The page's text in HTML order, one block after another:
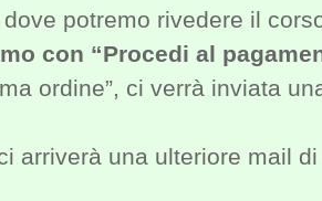
potremo rivedere il
con “Procedi al
ordine”, ci verrà inviata
arriverà una ulteriore mail